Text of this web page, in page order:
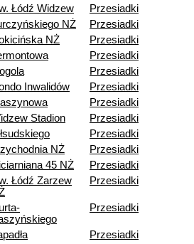
Łódź Widzew
Przesiadki
NŻ
Przesiadki
NŻ
Przesiadki
Przesiadki
Przesiadki
Inwalidów
Przesiadki
Przesiadki
Stadion
Przesiadki
Przesiadki
NŻ
Przesiadki
45 NŻ
Przesiadki
Łódź Zarzew
Przesiadki
Przesiadki
Przesiadki